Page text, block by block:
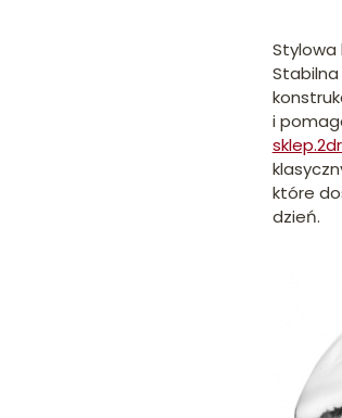
Stylowa
i
które
dzień.